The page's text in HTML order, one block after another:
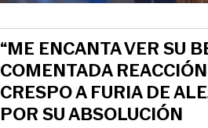
“ME ENCANTA VER SU
COMENTADA
CRESPO A FURIA DE
POR SU ABSOLUCIÓN